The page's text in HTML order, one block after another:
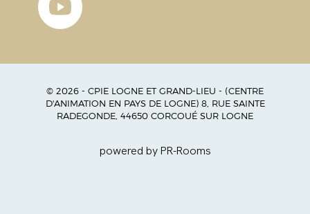
© 2026 - CPIE LOGNE ET GRAND-LIEU - (CENTRE
D'ANIMATION EN PAYS DE LOGNE) 8, RUE SAINTE
RADEGONDE, 44650 CORCOUÉ SUR LOGNE
powered by PR-Rooms